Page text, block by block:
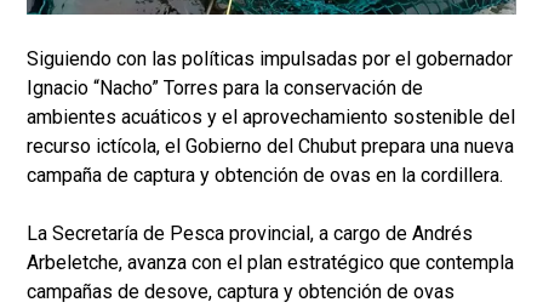
Siguiendo con las políticas impulsadas por el gobernador
Ignacio “Nacho” Torres para la conservación de
ambientes acuáticos y el aprovechamiento sostenible del
recurso ictícola, el Gobierno del Chubut prepara una nueva
campaña de captura y obtención de ovas en la cordillera.
La Secretaría de Pesca provincial, a cargo de Andrés
Arbeletche, avanza con el plan estratégico que contempla
campañas de desove, captura y obtención de ovas